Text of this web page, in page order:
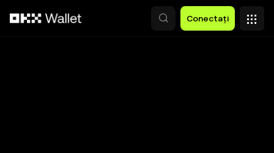
Conectați